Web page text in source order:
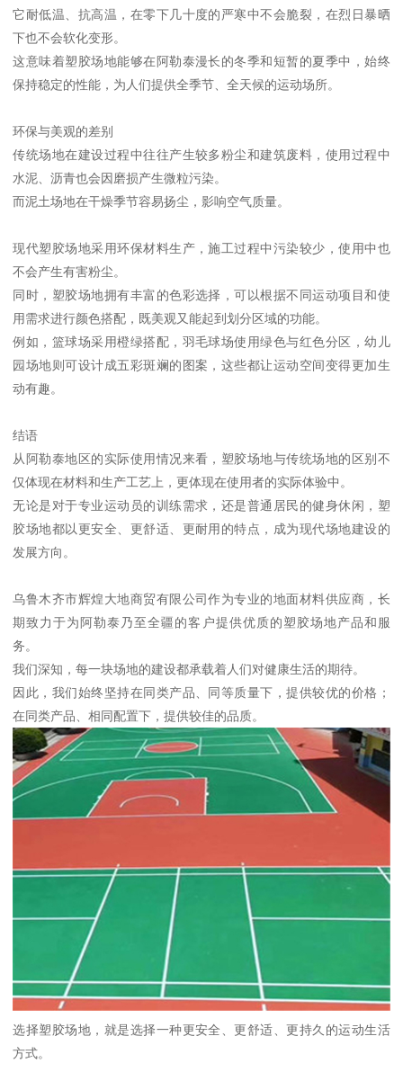
它耐低温、抗高温，在零下几十度的严寒中不会脆裂，在烈日暴晒
下也不会软化变形。
这意味着塑胶场地能够在阿勒泰漫长的冬季和短暂的夏季中，始终
保持稳定的性能，为人们提供全季节、全天候的运动场所。
环保与美观的差别
传统场地在建设过程中往往产生较多粉尘和建筑废料，使用过程中
水泥、沥青也会因磨损产生微粒污染。
而泥土场地在干燥季节容易扬尘，影响空气质量。
现代塑胶场地采用环保材料生产，施工过程中污染较少，使用中也
不会产生有害粉尘。
同时，塑胶场地拥有丰富的色彩选择，可以根据不同运动项目和使
用需求进行颜色搭配，既美观又能起到划分区域的功能。
例如，篮球场采用橙绿搭配，羽毛球场使用绿色与红色分区，幼儿
园场地则可设计成五彩斑斓的图案，这些都让运动空间变得更加生
动有趣。
结语
从阿勒泰地区的实际使用情况来看，塑胶场地与传统场地的区别不
仅体现在材料和生产工艺上，更体现在使用者的实际体验中。
无论是对于专业运动员的训练需求，还是普通居民的健身休闲，塑
胶场地都以更安全、更舒适、更耐用的特点，成为现代场地建设的
发展方向。
乌鲁木齐市辉煌大地商贸有限公司作为专业的地面材料供应商，长
期致力于为阿勒泰乃至全疆的客户提供优质的塑胶场地产品和服
务。
我们深知，每一块场地的建设都承载着人们对健康生活的期待。
因此，我们始终坚持在同类产品、同等质量下，提供较优的价格；
在同类产品、相同配置下，提供较佳的品质。
选择塑胶场地，就是选择一种更安全、更舒适、更持久的运动生活
方式。